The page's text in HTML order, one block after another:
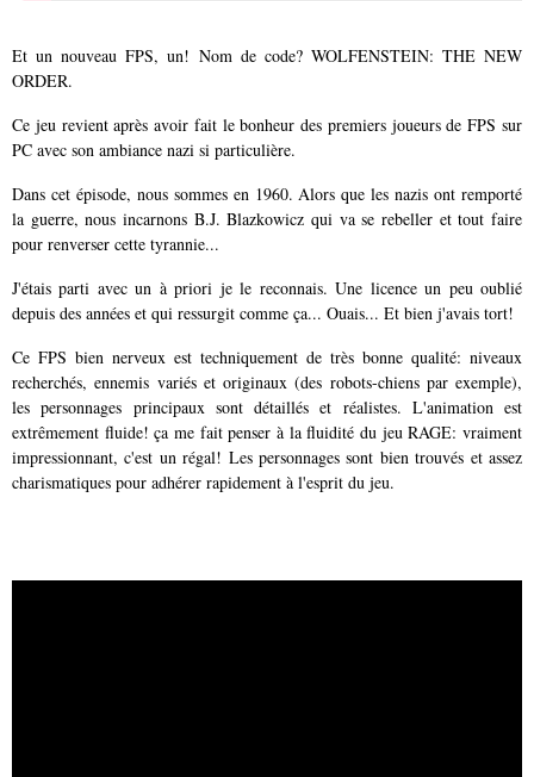
Et un nouveau FPS, un! Nom de code? WOLFENSTEIN: THE NEW
ORDER.
Ce jeu revient après avoir fait le bonheur des premiers joueurs de FPS sur
PC avec son ambiance nazi si particulière.
Dans cet épisode, nous sommes en 1960. Alors que les nazis ont remporté
la guerre, nous incarnons B.J. Blazkowicz qui va se rebeller et tout faire
pour renverser cette tyrannie...
J'étais parti avec un à priori je le reconnais. Une licence un peu oublié
depuis des années et qui ressurgit comme ça... Ouais... Et bien j'avais tort!
Ce FPS bien nerveux est techniquement de très bonne qualité: niveaux
recherchés, ennemis variés et originaux (des robots-chiens par exemple),
les personnages principaux sont détaillés et réalistes. L'animation est
extrêmement fluide! ça me fait penser à la fluidité du jeu RAGE: vraiment
impressionnant, c'est un régal! Les personnages sont bien trouvés et assez
charismatiques pour adhérer rapidement à l'esprit du jeu.